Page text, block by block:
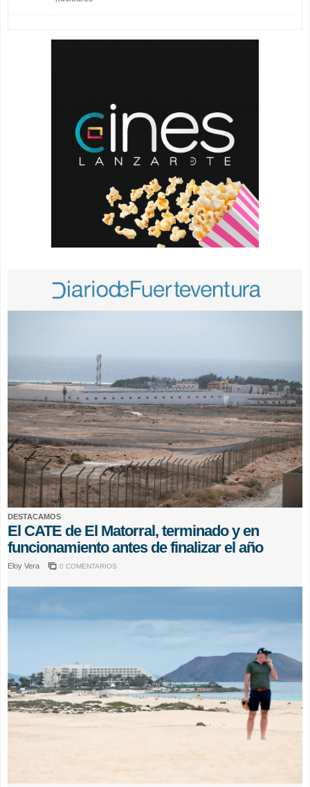
DESTACAMOS
El CATE de El Matorral, terminado y en
funcionamiento antes de finalizar el año
Eloy Vera 0 COMENTARIOS